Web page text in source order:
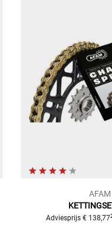
AFAM
Adviesprijs € 138,77